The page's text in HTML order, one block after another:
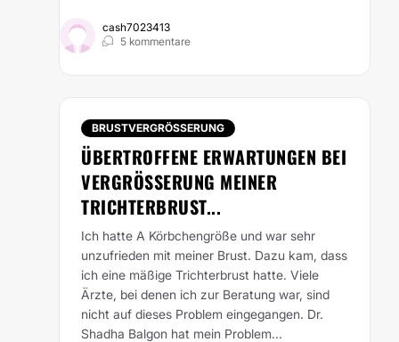
cash7023413
5 kommentare
BRUSTVERGRÖSSERUNG
ÜBERTROFFENE ERWARTUNGEN BEI
VERGRÖSSERUNG MEINER T
RICHTERBRUST...
Ich hatte A Körbchengröße und war sehr
unzufrieden mit meiner Brust. Dazu kam, dass
ich eine mäßige Trichterbrust hatte. Viele
Ärzte, bei denen ich zur Beratung war, sind
nicht auf dieses Problem eingegangen. Dr.
Shadha Balgon hat mein Problem...